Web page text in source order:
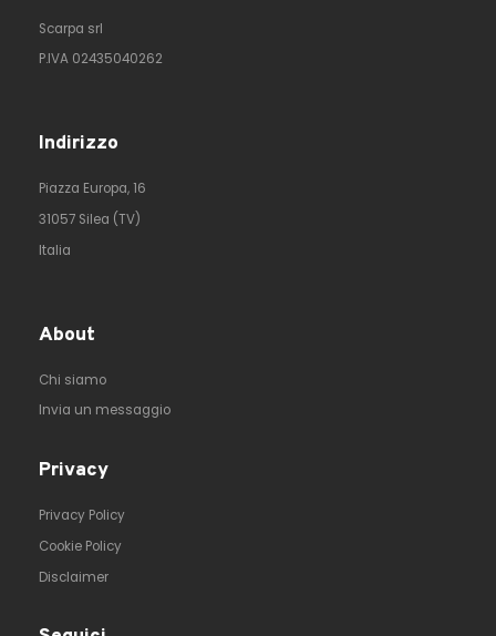
Scarpa srl
P.IVA 02435040262
Indirizzo
Piazza Europa, 16
31057 Silea (TV)
Italia
About
Chi siamo
Invia un messaggio
Privacy
Privacy Policy
Cookie Policy
Disclaimer